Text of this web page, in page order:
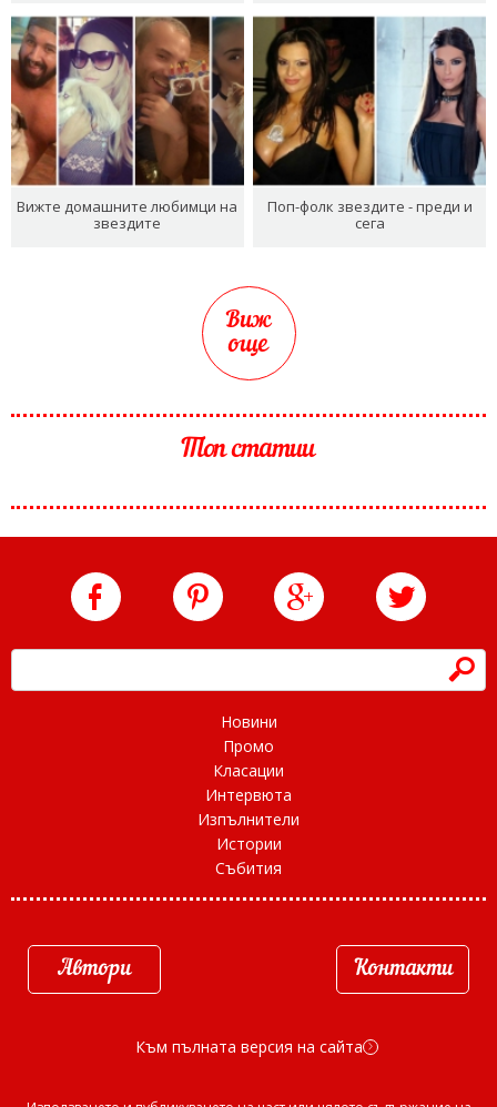
Вижте домашните любимци на
звездите
Поп-фолк звездите - преди и
сега
Виж
още
Топ статии
h
Новини
Промо
Класации
Интервюта
Изпълнители
Истории
Събития
Автори Контакти
Към пълната версия на сайта d